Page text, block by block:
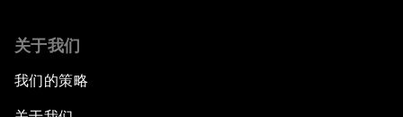
关于我们
我们的策略